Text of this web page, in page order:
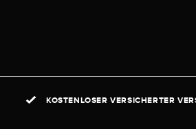
KOSTENLOSER VERSICHERTER